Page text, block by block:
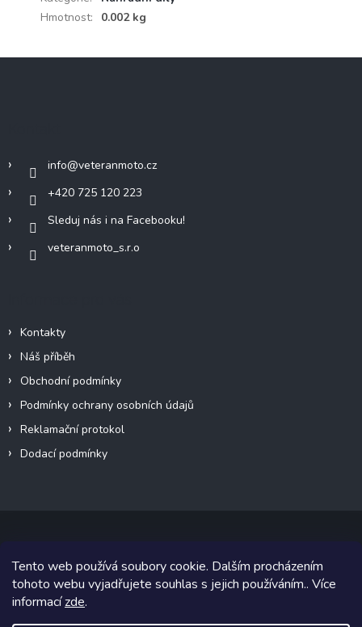
Tento web používá soubory cookie. Dalším procházením
tohoto webu vyjadřujete souhlas s jejich používáním.. Více
informacízde.
Hmotnost: 0.002 kg
info@veteranmoto.cz
+420 725 120 223
Sleduj nás i na Facebooku!
veteranmoto_s.r.o
Kontakty
Náš příběh
Obchodní podmínky
Podmínky ochrany osobních údajů
Reklamační protokol
Dodací podmínky
Copyright 2026VeteránMoto s.r.o.. Všechna práva vyhrazena.
Grafický návrh vytvořil a na Shoptet implementoval
Shoptetak.cz.